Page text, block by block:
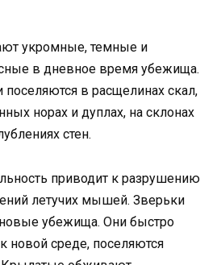
укромные, темные и
в дневное время убежища.
поселяются в расщелинах скал,
норах и дуплах, на склонах
стен.
приводит к разрушению
летучих мышей. Зверьки
убежища. Они быстро
новой среде, поселяются